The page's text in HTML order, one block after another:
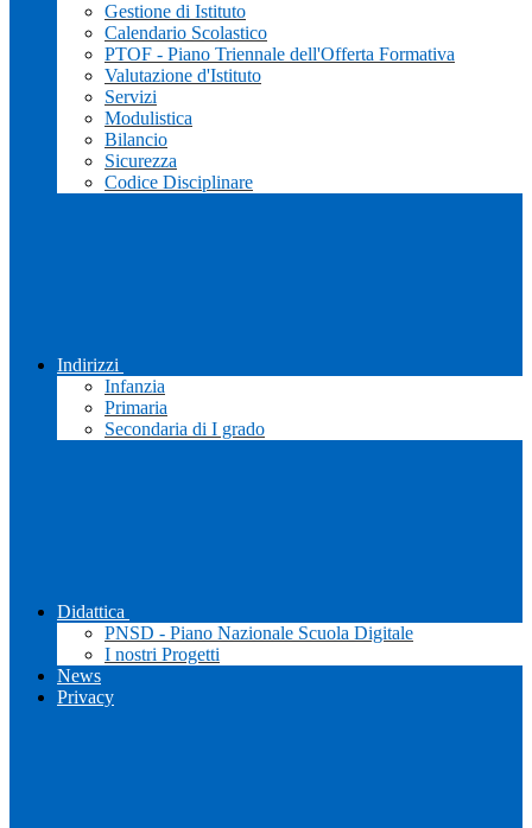
Gestione di Istituto
Calendario Scolastico
PTOF - Piano Triennale dell'Offerta Formativa
Valutazione d'Istituto
Servizi
Modulistica
Bilancio
Sicurezza
Codice Disciplinare
Indirizzi
Infanzia
Primaria
Secondaria di I grado
Didattica
PNSD - Piano Nazionale Scuola Digitale
I nostri Progetti
News
Privacy